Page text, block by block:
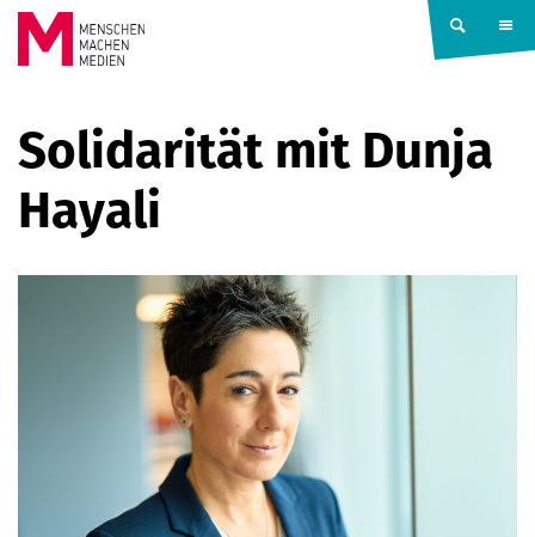
Springe zum Inhalt
MACHEN
MEDIEN
Solidarität mit Dunja
Hayali